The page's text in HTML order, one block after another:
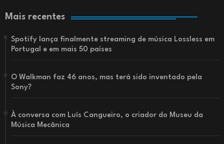
Mais recentes
Spotify lança finalmente streaming de música Lossless em
Portugal e em mais 50 países
O Walkman faz 46 anos, mas terá sido inventado pela
Sony?
À conversa com Luís Cangueiro, o criador do Museu da
Música Mecânica